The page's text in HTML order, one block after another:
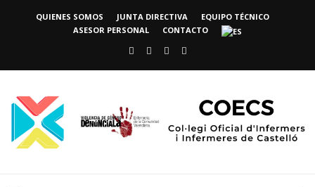
QUIENES SOMOS JUNTA DIRECTIVA
EQUIPO TÉCNICO
ASESOR PERSONAL
CONTACTO